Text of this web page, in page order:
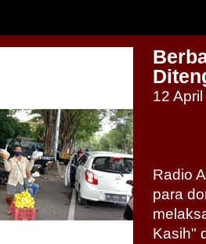
12
Radio
para
Kasih"